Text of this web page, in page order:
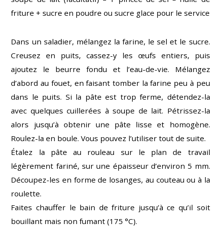
friture + sucre en poudre ou sucre glace pour le service
Dans un saladier, mélangez la farine, le sel et le sucre.
Creusez en puits, cassez-y les œufs entiers, puis
ajoutez le beurre fondu et l’eau-de-vie. Mélangez
d’abord au fouet, en faisant tomber la farine peu à peu
dans le puits. Si la pâte est trop ferme, détendez-la
avec quelques cuillerées à soupe de lait. Pétrissez-la
alors jusqu’à obtenir une pâte lisse et homogène.
Roulez-la en boule. Vous pouvez l’utiliser tout de suite.
Étalez la pâte au rouleau sur le plan de travail
légèrement fariné, sur une épaisseur d’environ 5 mm.
Découpez-les en forme de losanges, au couteau ou à la
roulette.
Faites chauffer le bain de friture jusqu’à ce qu’il soit
bouillant mais non fumant (175 °C).